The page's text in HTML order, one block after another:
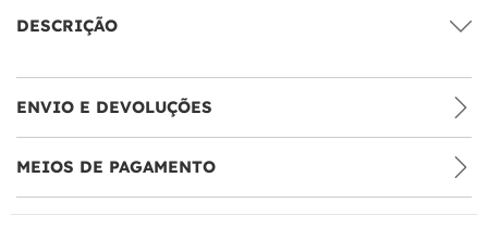
DESCRIÇÃO
ENVIO E DEVOLUÇÕES
MEIOS DE PAGAMENTO